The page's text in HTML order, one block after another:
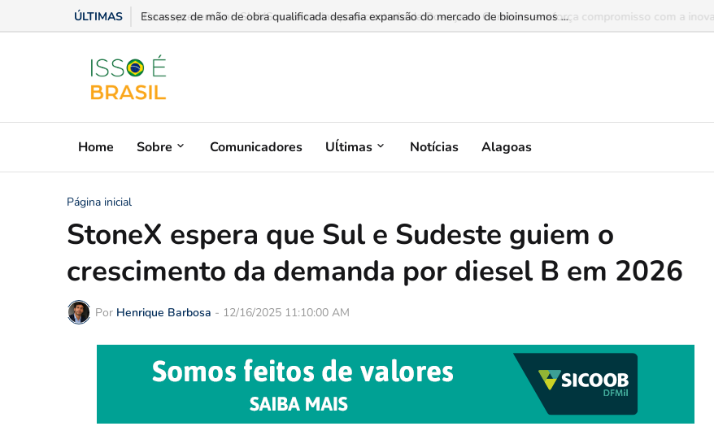
ÚLTIMAS Escassez de mão de obra qualificada desafia expansão do mercado de bioinsumos ...
Home Sobre Comunicadores Uĺtimas Notícias Alagoas
Página inicial
StoneX espera que Sul e Sudeste guiem o
crescimento da demanda por diesel B em 2026
Por Henrique Barbosa - 12/16/2025 11:10:00 AM